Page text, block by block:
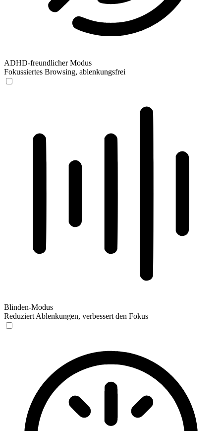
ADHD-freundlicher Modus
Fokussiertes Browsing, ablenkungsfrei
Blinden-Modus
Reduziert Ablenkungen, verbessert den Fokus